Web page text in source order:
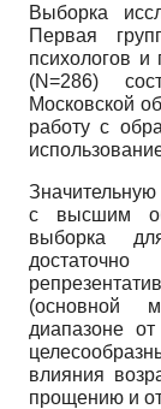
Выборка
Первая
психологов и
(N=286)
Московской
работу с
с высшим
выборка
(основной
диапазоне
влияния
прощению и